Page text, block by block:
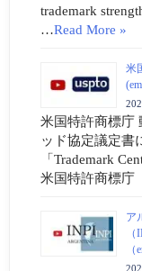
trademark
…Read More »
米
米国特許商標庁
ッド協定議定書
「Trademark
米国特許商標庁
ア
（